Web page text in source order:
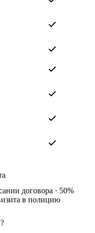
договора · 50%
в полицию